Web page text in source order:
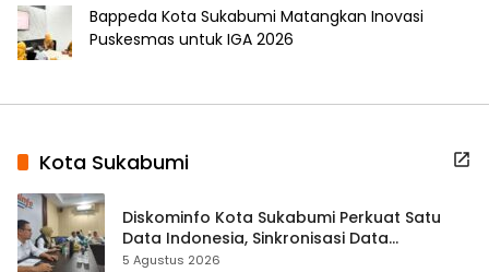
Bappeda Kota Sukabumi Matangkan Inovasi
Puskesmas untuk IGA 2026
Kota Sukabumi
Diskominfo Kota Sukabumi Perkuat Satu
Data Indonesia, Sinkronisasi Data
Kewilayahan Dikebut
5 Agustus 2026